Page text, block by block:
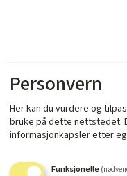
Personvern
Her kan du vurdere og
bruke på dette nettstedet.
informasjonkapsler etter
Funksjonelle